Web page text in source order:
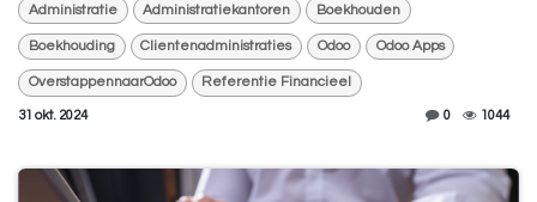
Administratie Administratiekantoren Boekhouden
Boekhouding Clientenadministraties Odoo Odoo Apps
OverstappennaarOdoo Referentie Financieel
31 okt. 2024 0 1044